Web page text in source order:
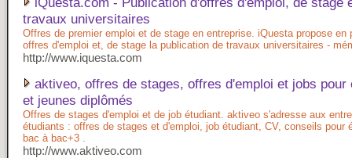
travaux universitaires
Offres de premier emploi et de stage en entreprise. iQuesta propose en
offres d'emploi et, de stage la publication de travaux universitaires -
http://www.iquesta.com
aktiveo, offres de stages, offres d'emploi et jobs pour
et jeunes diplômés
Offres de stages d'emploi et de job étudiant. aktiveo s'adresse aux
étudiants : offres de stages et d'emploi, job étudiant, CV, conseils pour
bac à bac+3 .
http://www.aktiveo.com